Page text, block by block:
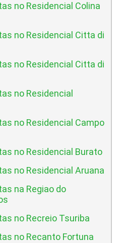
no Residencial Colina
no Residencial Citta di
no Residencial Citta di
no Residencial
no Residencial Campo
no Residencial Burato
no Residencial Aruana
na Regiao do
no Recreio Tsuriba
no Recanto Fortuna